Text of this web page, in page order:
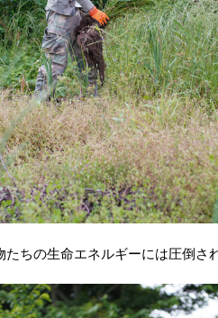
ちの生命エネルギーには圧倒さ